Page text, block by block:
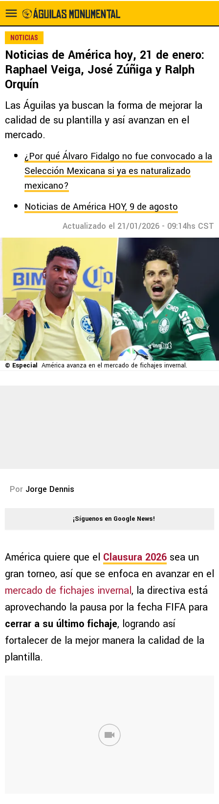
NOTICIAS
Noticias de América hoy, 21 de enero:
Raphael Veiga, José Zúñiga y Ralph
Orquín
Las Águilas ya buscan la forma de mejorar la
calidad de su plantilla y así avanzan en el
mercado.
¿Por qué Álvaro Fidalgo no fue convocado a la
Selección Mexicana si ya es naturalizado
mexicano?
Noticias de América HOY, 9 de agosto
Actualizado el 21/01/2026 - 09:14hs CST
© Especial América avanza en el mercado de fichajes invernal.
Por Jorge Dennis
¡Síguenos en Google News!
América quiere que el Clausura 2026 sea un
gran torneo, así que se enfoca en avanzar en el
mercado de fichajes invernal, la directiva está
aprovechando la pausa por la fecha FIFA para
cerrar a su último fichaje, logrando así
fortalecer de la mejor manera la calidad de la
plantilla.